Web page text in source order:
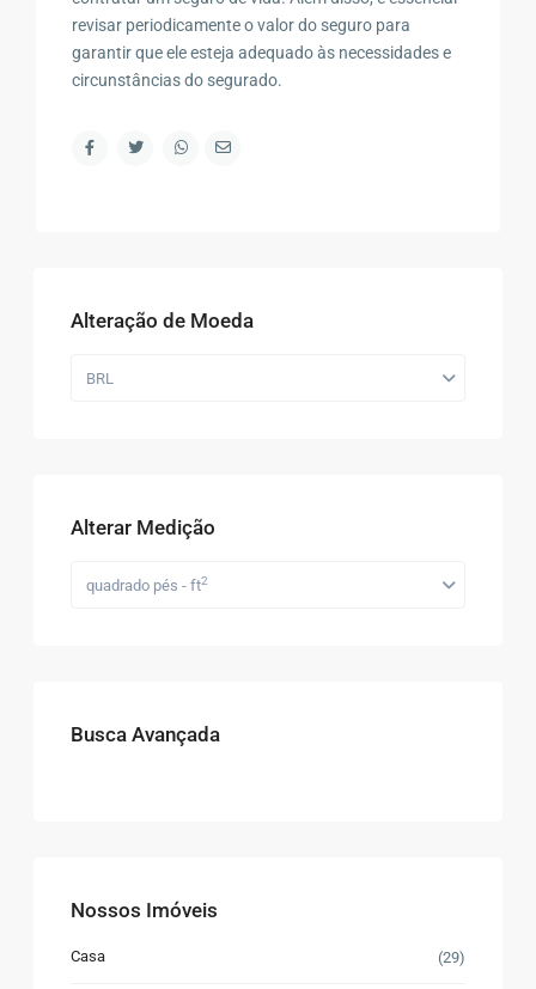
revisar periodicamente o valor do seguro para
garantir que ele esteja adequado às necessidades e
circunstâncias do segurado.
Alteração de Moeda
BRL
Alterar Medição
quadrado pés - ft2
Busca Avançada
Nossos Imóveis
Casa (29)